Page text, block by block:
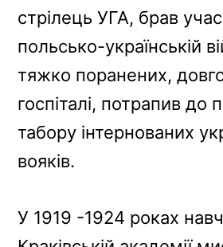
стрілець УГА, брав
польсько-українській
тяжко поранених,
госпіталі, потрапив до
табору інтернованих
вояків.
У 1919 -1924 роках